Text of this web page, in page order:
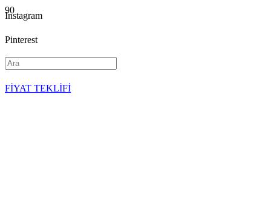
Instagram
Pinterest
YouTube
FİYAT TEKLİFİ